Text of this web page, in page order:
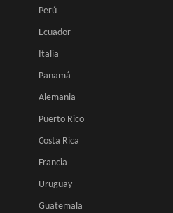
Perú
Ecuador
Italia
Panamá
Alemania
Puerto Rico
Costa Rica
Francia
Uruguay
Guatemala